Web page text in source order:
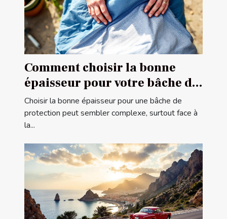
Comment choisir la bonne
épaisseur pour votre bâche de
protection ?
Choisir la bonne épaisseur pour une bâche de
protection peut sembler complexe, surtout face à
la...